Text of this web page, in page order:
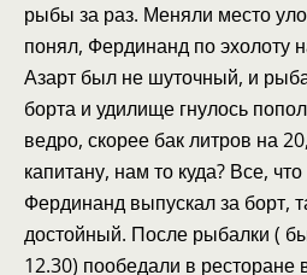
рыбы за раз. Меняли место
понял, Фердинанд по эхолоту
Азарт был не шуточный, и
борта и удилище гнулось
ведро, скорее бак литров на
капитану, нам то куда? Все,
Фердинанд выпускал за борт,
достойный. После рыбалки (
12.30) пообедали в ресторане